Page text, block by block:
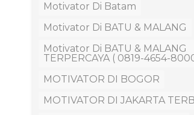
Motivator Di Batam
Motivator Di BATU & MALANG
Motivator Di BATU & MALANG
TERPERCAYA ( 0819-4654-
MOTIVATOR DI BOGOR
MOTIVATOR DI JAKARTA